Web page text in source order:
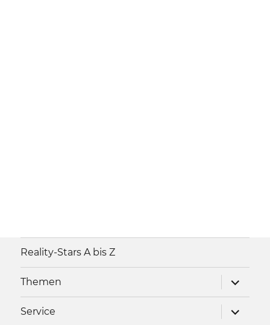
Reality-Stars A bis Z
Themen
anzeigen
Service
anzeigen